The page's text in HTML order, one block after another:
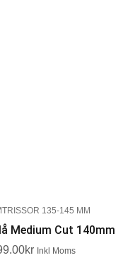
135-145 MM
Medium Cut 140mm
Kr Inkl Moms